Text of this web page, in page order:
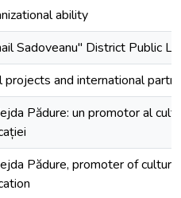
ability
Sadoveanu" District Public
projects and international
Pădure: un promotor al
Pădure, promoter of culture